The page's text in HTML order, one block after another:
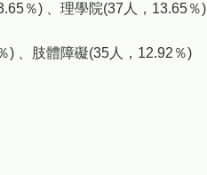
％) 、理學院(37人，13.65％)
) 、肢體障礙(35人，12.92％)